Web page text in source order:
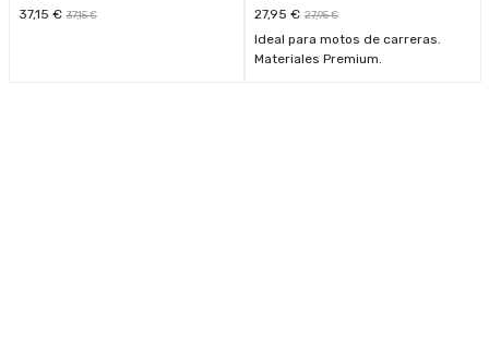
37,15 € 37,15€ 27,95 € 27,95€
Ideal para motos de carreras.
Materiales Premium.